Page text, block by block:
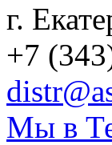
г.
+7
Мы в